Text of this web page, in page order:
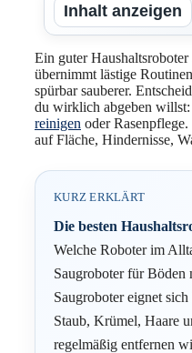
Inhalt anzeigen
Ein guter
übernimmt lästige
spürbar sauberer.
du wirklich abgeben willst:
reinigen oder
auf Fläche, Hindernisse,
KURZ ERKLÄRT
Die besten
Welche Roboter im
Saugroboter für
Saugroboter eignet
Staub, Krümel, Haare
regelmäßig entfernen